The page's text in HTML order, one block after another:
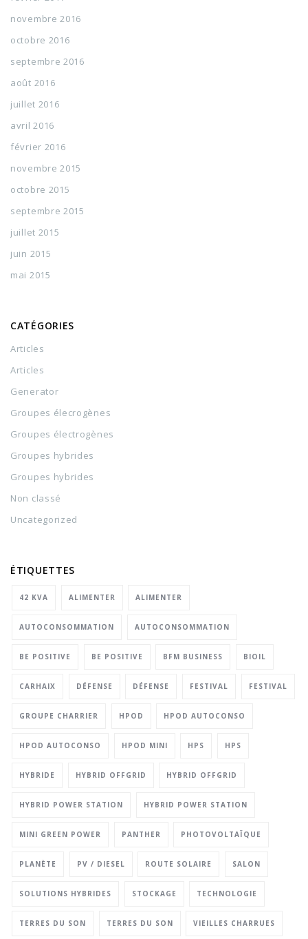
novembre 2016
octobre 2016
septembre 2016
août 2016
juillet 2016
avril 2016
février 2016
novembre 2015
octobre 2015
septembre 2015
juillet 2015
juin 2015
mai 2015
CATÉGORIES
Articles
Articles
Generator
Groupes élecrogènes
Groupes électrogènes
Groupes hybrides
Groupes hybrides
Non classé
Uncategorized
ÉTIQUETTES
42 KVA ALIMENTER ALIMENTER
AUTOCONSOMMATION AUTOCONSOMMATION
BE POSITIVE BE POSITIVE BFM BUSINESS BIOIL
CARHAIX DÉFENSE DÉFENSE FESTIVAL FESTIVAL
GROUPE CHARRIER HPOD HPOD AUTOCONSO
HPOD AUTOCONSO HPOD MINI HPS HPS
HYBRIDE HYBRID OFFGRID HYBRID OFFGRID
HYBRID POWER STATION HYBRID POWER STATION
MINI GREEN POWER PANTHER PHOTOVOLTAÏQUE
PLANÈTE PV / DIESEL ROUTE SOLAIRE SALON
SOLUTIONS HYBRIDES STOCKAGE TECHNOLOGIE
TERRES DU SON TERRES DU SON VIEILLES CHARRUES